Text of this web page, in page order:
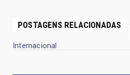
POSTAGENS RELACIONADAS
Internacional